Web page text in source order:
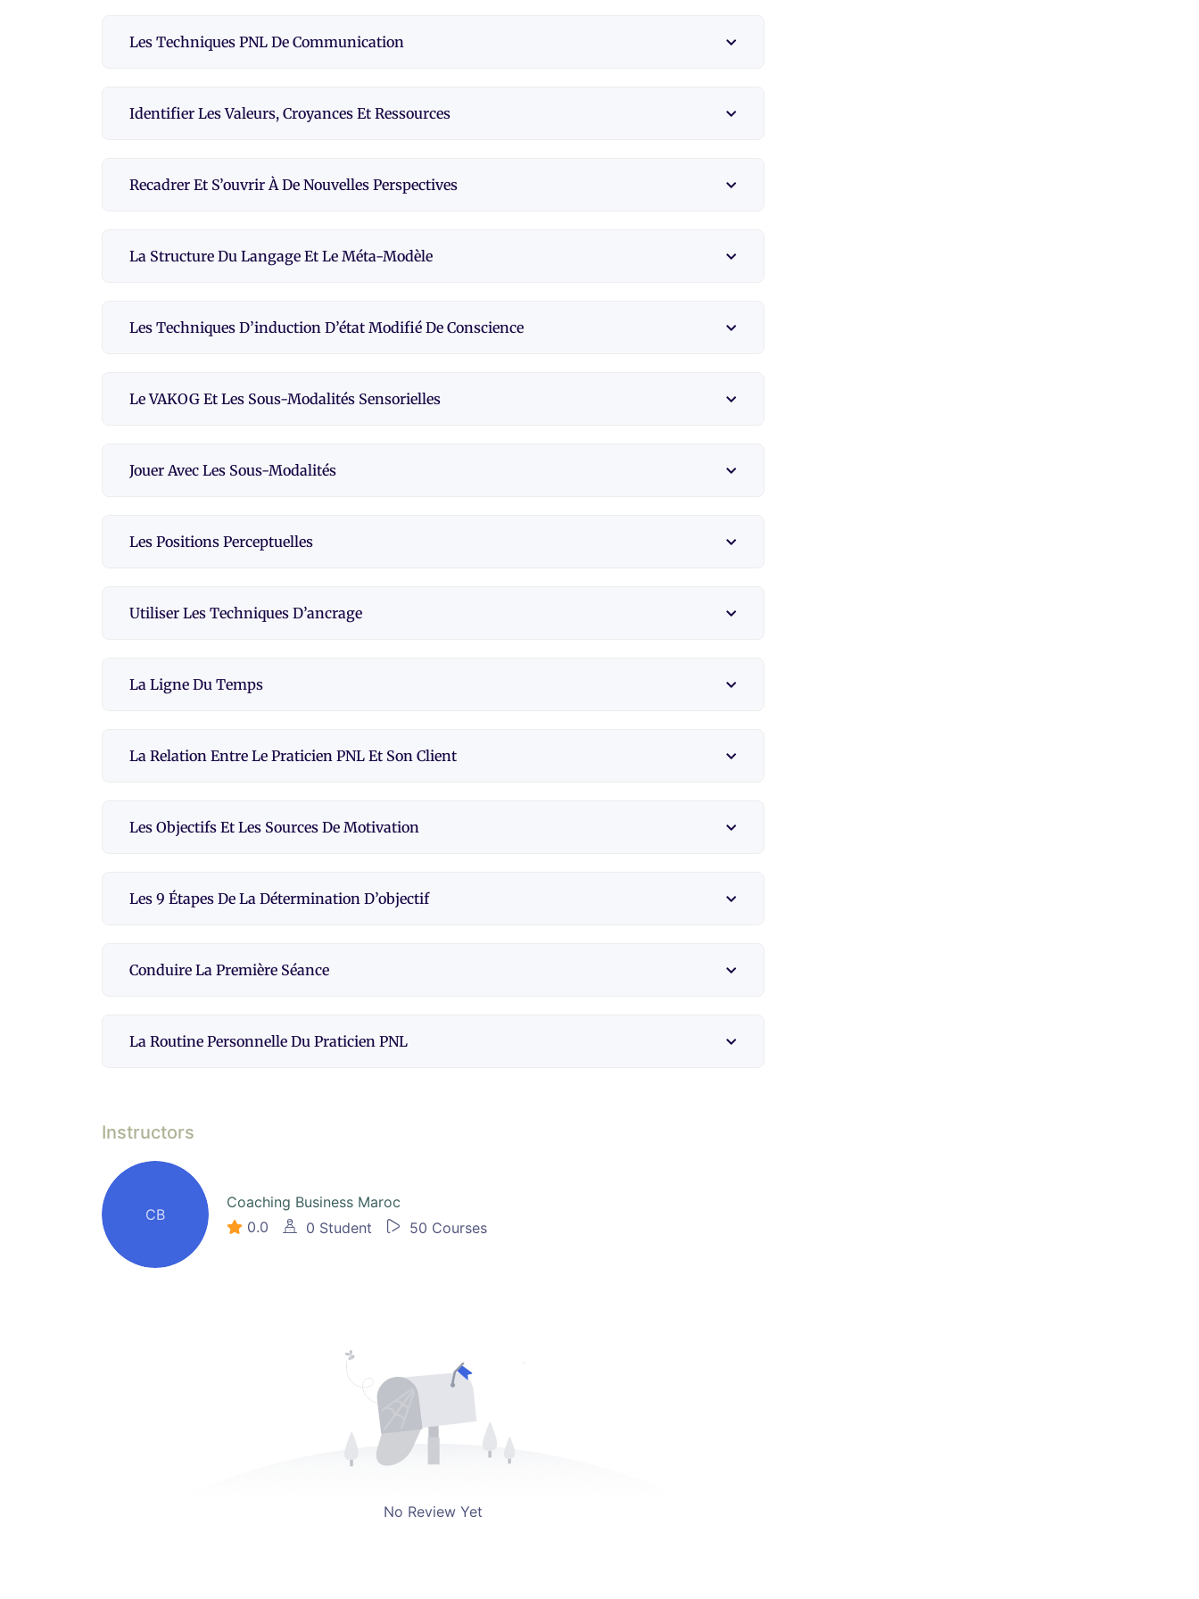
Les Techniques PNL De Communication
Identifier Les Valeurs, Croyances Et Ressources
Recadrer Et S’ouvrir À De Nouvelles Perspectives
La Structure Du Langage Et Le Méta-Modèle
Les Techniques D’induction D’état Modifié De Conscience
Le VAKOG Et Les Sous-Modalités Sensorielles
Jouer Avec Les Sous-Modalités
Les Positions Perceptuelles
Utiliser Les Techniques D’ancrage
La Ligne Du Temps
La Relation Entre Le Praticien PNL Et Son Client
Les Objectifs Et Les Sources De Motivation
Les 9 Étapes De La Détermination D’objectif
Conduire La Première Séance
La Routine Personnelle Du Praticien PNL
Instructors
CB
Coaching Business Maroc
0.0
0 Student 50 Courses
No Review Yet